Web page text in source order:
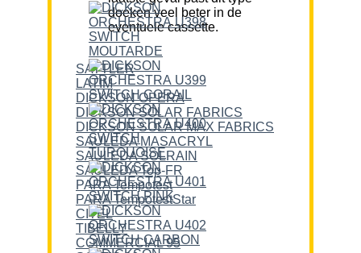
doeken veel beter in de
eventuele cassette.
SATTLER
LATIM
DICKSON OPERA
DICKSON SOLAR FABRICS
DICKSON SOLAR MAX FABRICS
SAULEDA MASACRYL
SAULEDA SOLRAIN
SAULEDA Top-FR
PARA Tempotest
PARA TempotestStar
CITEL
TIBELLY
COMMERCIAL 95